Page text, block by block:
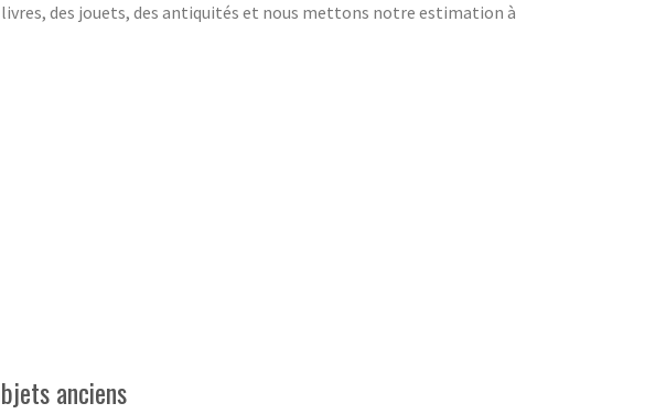
livres, des jouets, des antiquités et nous mettons notre estimation à
anciens